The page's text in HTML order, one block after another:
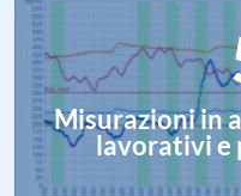
Misurazioni in
lavorativi e